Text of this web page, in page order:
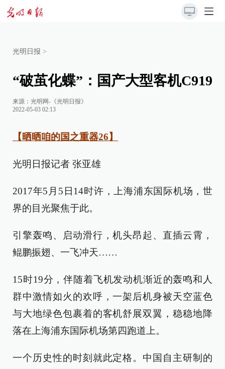
光明日报 >
“破茧化蝶”：国产大型客机C919
来源： 光明网-《光明日报》
2022-05-03 02:13
【晒晒咱的国之重器26】
光明日报记者 张亚雄
2017年5月5日14时许，上海浦东国际机场，世
界的目光聚焦于此。
引擎轰鸣、启动滑行，机头昂起、直插云霄，
鲲鹏振翅、一飞冲天……
15时19分，伴随着飞机发动机渐近的轰鸣和人
群中激情如火的欢呼，一架后机身被天空蓝色
与大地绿色包裹着的客机舒展双翼，稳稳地降
落在上海浦东国际机场第四跑道上。
一个历史性的时刻就此定格。中国自主研制的